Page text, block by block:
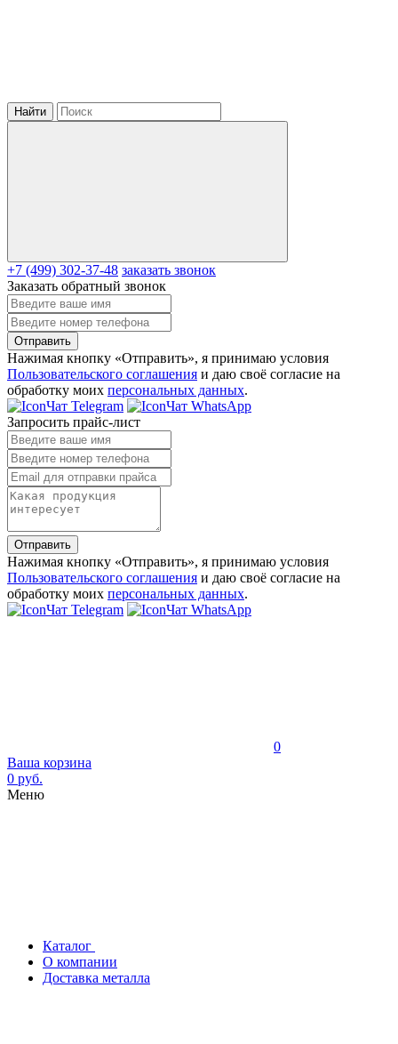
Найти
+7 (499) 302-37-48 заказать звонок
Заказать обратный звонок
Отправить
Нажимая кнопку «Отправить», я принимаю условия
Пользовательского соглашения и даю своё согласие на
обработку моих персональных данных.
Чат Telegram
Чат WhatsApp
Запросить прайс-лист
Отправить
Нажимая кнопку «Отправить», я принимаю условия
Пользовательского соглашения и даю своё согласие на
обработку моих персональных данных.
Чат Telegram
Чат WhatsApp
0
Ваша корзина
0 руб.
Меню
Каталог
О компании
Доставка металла